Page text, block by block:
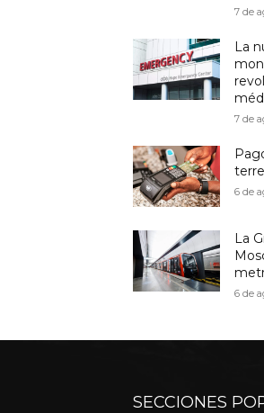
7 de
La
7 de
6 de
La
6 de
SECCIONES